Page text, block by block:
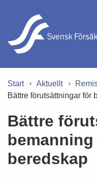
Start Aktuellt
Bättre förutsättningar för
Bättre
beredskap